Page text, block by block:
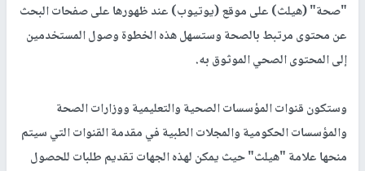
"صحة" (هيلث) على موقع (يوتيوب) عند ظهورها على صفحات البحث
عن محتوى مرتبط بالصحة وستسهل هذه الخطوة وصول المستخدمين
إلى المحتوى الصحي الموثوق به.
وستكون قنوات المؤسسات الصحية والتعليمية ووزارات الصحة
والمؤسسات الحكومية والمجلات الطبية في مقدمة القنوات التي سيتم
منحها علامة "هيلث" حيث يمكن لهذه الجهات تقديم طلبات للحصول